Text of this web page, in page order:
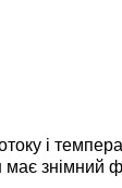
і
знімний